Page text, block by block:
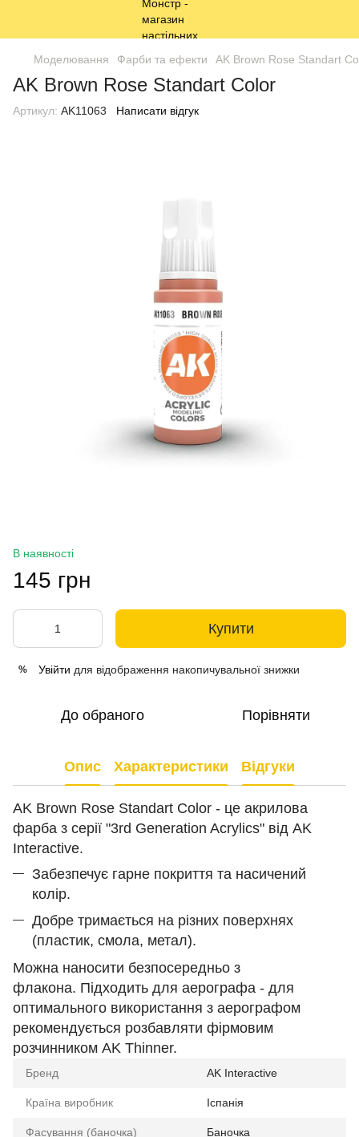
Моделювання Фарби та ефекти AK Brown Rose Standart
AK Brown Rose Standart Color
Артикул: AK11063 Написати відгук
В наявності
145 грн
Купити
% Увійти для відображення накопичувальної знижки
До обраного Порівняти
Опис Характеристики Відгуки
AK Brown Rose Standart Color - це акрилова
фарба з серії "3rd Generation Acrylics" від AK
Interactive.
Забезпечує гарне покриття та насичений
колір.
Добре тримається на різних поверхнях
(пластик, смола, метал).
Можна наносити безпосередньо з
флакона. Підходить для аерографа - для
оптимального використання з аерографом
рекомендується розбавляти фірмовим
розчинником AK Thinner.
Бренд AK Interactive
Країна виробник Іспанія
Фасування (баночка) Баночка